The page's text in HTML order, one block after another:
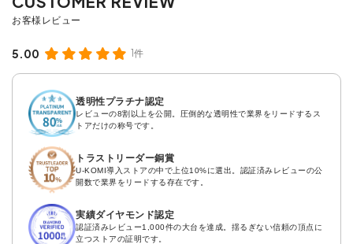
5.00 1件
透明性プラチナ認定
レビューの8割以上を公開。圧倒的な透明性で業界をリードするス
トアだけの称号です。
トラストリーダー銅賞
U-KOMI導入ストアの中で上位10%に選出。認証済みレビューの公
開数で業界をリードする存在です。
実績ダイヤモンド認定
認証済みレビュー1,000件の大台を達成。揺るぎない信頼の頂点に
立つストアの証明です。